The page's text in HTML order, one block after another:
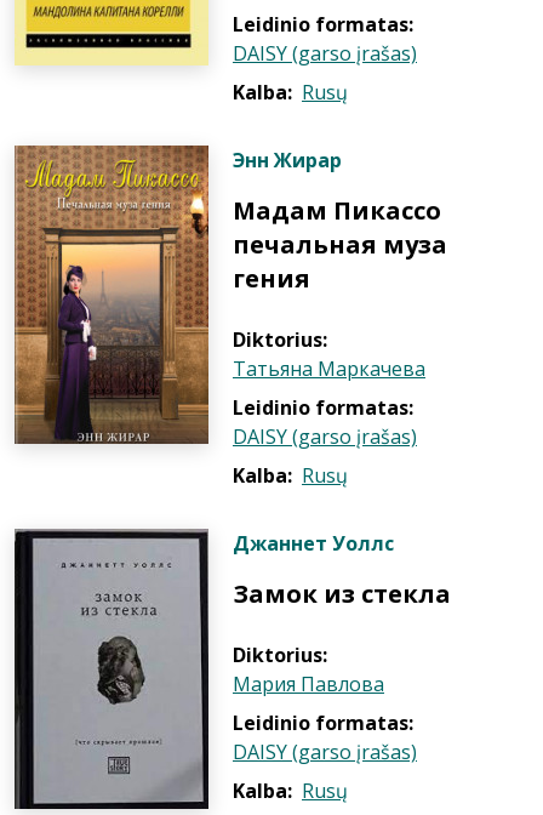
Leidinio formatas:
DAISY (garso įrašas)
Kalba: Rusų
Энн Жирар
Мадам Пикассо
печальная муза
гения
Diktorius:
Татьяна Маркачева
Leidinio formatas:
DAISY (garso įrašas)
Kalba: Rusų
Джаннет Уоллс
Замок из стекла
Diktorius:
Мария Павлова
Leidinio formatas:
DAISY (garso įrašas)
Kalba: Rusų